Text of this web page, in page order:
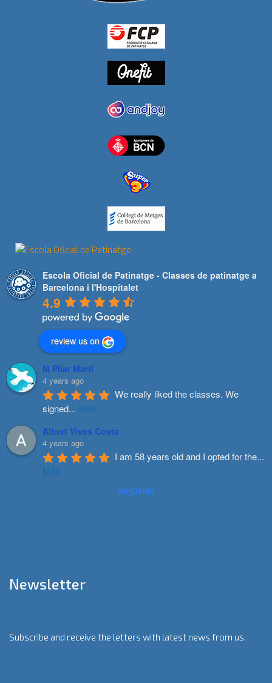
Escola Oficial de Patinatge - Classes de patinatge a
Barcelona i l'Hospitalet
4.9
review us on
M Pilar Marti
4 years ago
We really liked the classes. We
signed... Més
Albert Vives Costa
4 years ago
I am 58 years old and I opted for the...
Més
Següents
Newsletter
Subscribe and receive the letters with latest news from us.